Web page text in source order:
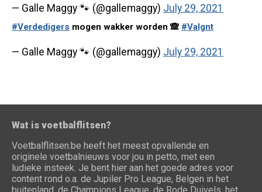
— Galle Maggy 🐾 (@gallemaggy) July 29, 2021
#Verdedigers mogen wakker worden 🙈 #Valgnt
— Galle Maggy 🐾 (@gallemaggy) July 29, 2021
Wat is voetbalflitsen?
Voetbalflitsen.be heeft het meest opvallende en
originele voetbalnieuws voor jou in petto, met een
ludieke insteek. Je bent hier aan het goede adres voor
content rond o.a. de Jupiler Pro League, Belgen in het